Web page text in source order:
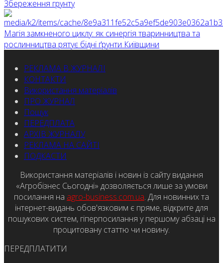
Збереження грунту
Магія замкненого циклу: як синергія тваринництва та
рослинництва рятує бідні ґрунти Київщини
РЕКЛАМА В ЖУРНАЛІ
КОНТАКТИ
Використання матеріалів
ПРО ЖУРНАЛ
Пошук
ПЕРЕДПЛАТА
АРХІВ ЖУРНАЛУ
РЕКЛАМА НА САЙТІ
ПОДКАСТИ
Використання матеріалів і новин із сайту видання
«Агробізнес Сьогодні» дозволяється лише за умови
посилання на agro-business.com.ua. Для новинних та
інтернет-видань обов'язковим є пряме, відкрите для
пошукових систем, гіперпосилання у першому абзаці на
процитовану статтю чи новину.
ПЕРЕДПЛАТИТИ